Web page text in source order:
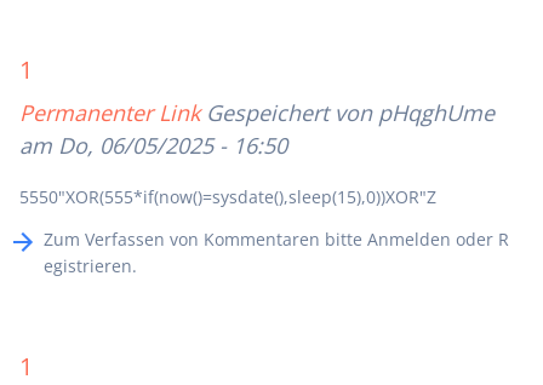
1
Permanenter Link Gespeichert von pHqghUme
am Do, 06/05/2025 - 16:50
5550"XOR(555*if(now()=sysdate(),sleep(15),0))XOR"Z
Zum Verfassen von Kommentaren bitte Anmelden oder R
egistrieren.
1